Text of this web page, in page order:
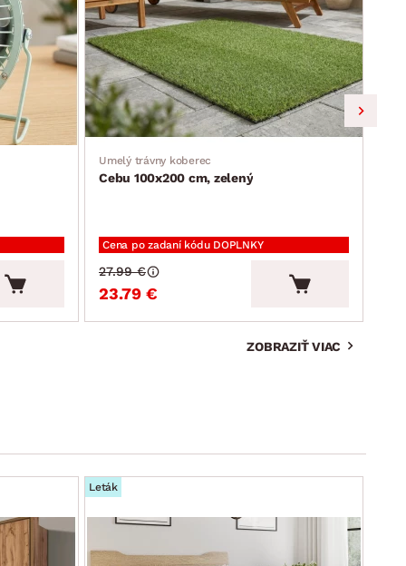
Umelý trávny koberec
Cebu 100x200 cm, zelený
Cena po zadaní kódu DOPLNKY
23.79 €
27.99 €
ZOBRAZIŤ VIAC
Leták